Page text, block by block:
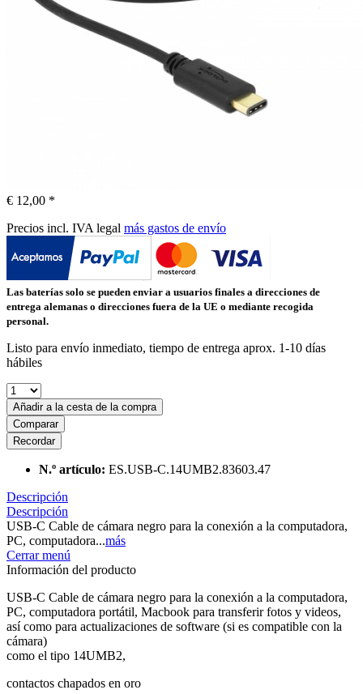
€ 12,00 *
Precios incl. IVA legal más gastos de envío
Las baterías solo se pueden enviar a usuarios finales a direcciones de
entrega alemanas o direcciones fuera de la UE o mediante recogida
personal.
Listo para envío inmediato, tiempo de entrega aprox. 1-10 días
hábiles
Añadir a la cesta de la compra
Comparar
Recordar
N.º artículo: ES.USB-C.14UMB2.83603.47
Descripción
Descripción
USB-C Cable de cámara negro para la conexión a la computadora,
PC, computadora...más
Cerrar menú
Información del producto
USB-C Cable de cámara negro para la conexión a la computadora,
PC, computadora portátil, Macbook para transferir fotos y videos,
así como para actualizaciones de software (si es compatible con la
cámara)
como el tipo 14UMB2,
contactos chapados en oro